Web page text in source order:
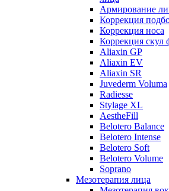
Армирование
Коррекция
Коррекция носа
Коррекция скул
Aliaxin GP
Aliaxin EV
Aliaxin SR
Juvederm Voluma
Radiesse
Stylage XL
AestheFill
Belotero Balance
Belotero Intense
Belotero Soft
Belotero Volume
Soprano
Мезотерапия лица